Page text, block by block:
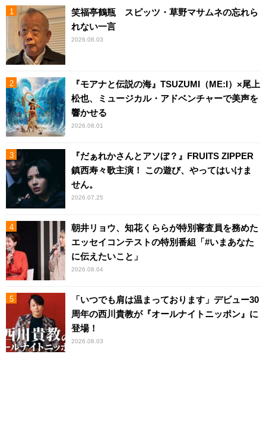
笑福亭鶴瓶 スピッツ・草野マサムネの忘れら
れない一言
2026.08.03
『モアナと伝説の海』TSUZUMI（ME:I）×尾上
松也、ミュージカル・アドベンチャーで美声を
響かせる
2026.08.01
『だぁれかさんとアソぼ？』FRUITS ZIPPER
鎮西寿々歌主演！ この遊び、やってはいけま
せん。
2026.07.25
朝井リョウ、知花くららが特別審査員を務めた
エッセイコンテストの特別番組「#いまあなた
に伝えたいこと」
2026.08.04
「いつでも肩は温まっております」デビュー30
周年の西川貴教が『オールナイトニッポン』に
登場！
2026.08.03